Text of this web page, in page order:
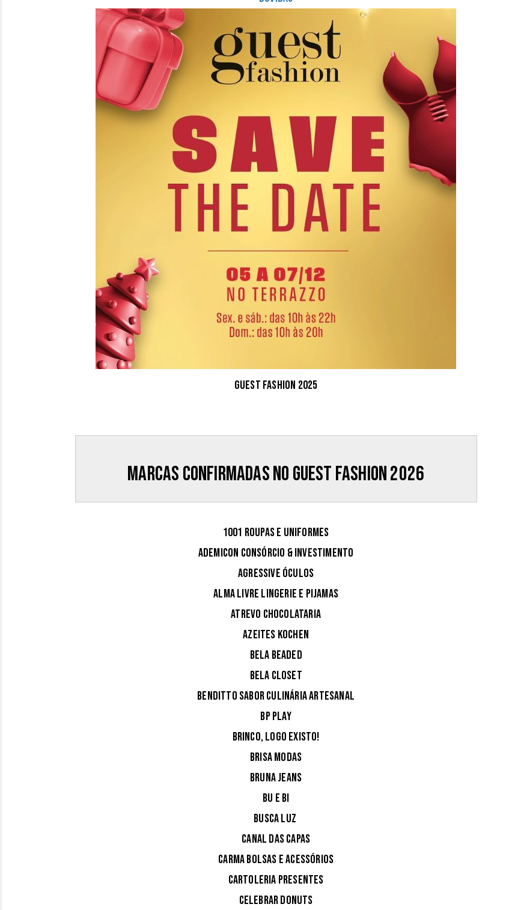
Guest Fashion 2025
Marcas confirmadas no Guest Fashion 2026
1001 ROUPAS E UNIFORMES
ADEMICON CONSÓRCIO & INVESTIMENTO
AGRESSIVE ÓCULOS
ALMA LIVRE LINGERIE E PIJAMAS
ATREVO CHOCOLATARIA
AZEITES KOCHEN
BELA BEADED
BELA CLOSET
BENDITTO SABOR CULINÁRIA ARTESANAL
BP PLAY
BRINCO, LOGO EXISTO!
BRISA MODAS
BRUNA JEANS
BU E BI
BUSCA LUZ
CANAL DAS CAPAS
CARMA BOLSAS E ACESSÓRIOS
CARTOLERIA PRESENTES
CELEBRAR DONUTS